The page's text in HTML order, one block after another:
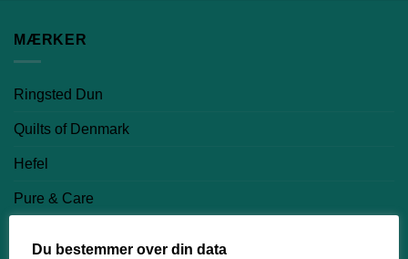
MÆRKER
Ringsted Dun
Quilts of Denmark
Hefel
Pure & Care
Du bestemmer over din data